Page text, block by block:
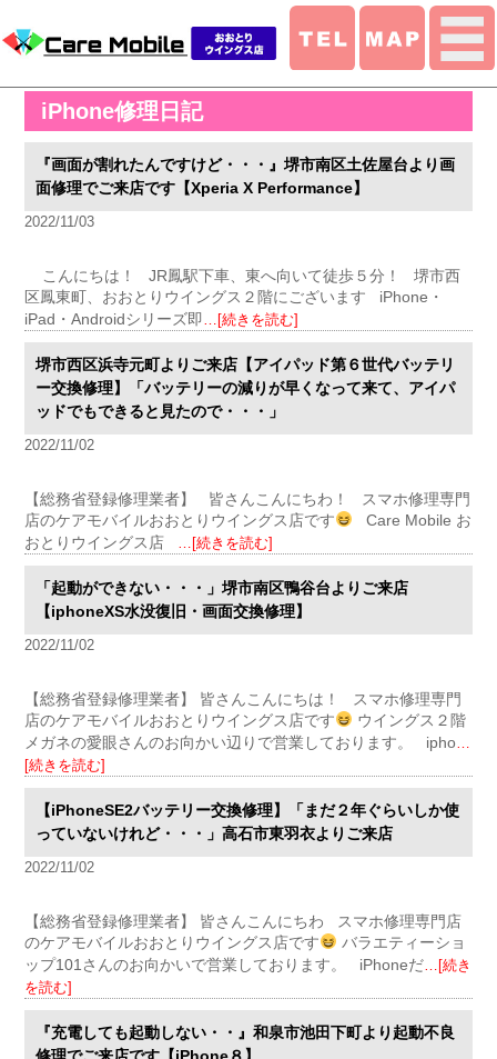
iPhone修理日記
『画面が割れたんですけど・・・』堺市南区土佐屋台より画
面修理でご来店です【Xperia X Performance】
2022/11/03
こんにちは！ JR鳳駅下車、東へ向いて徒歩５分！ 堺市西
区鳳東町、おおとりウイングス２階にございます iPhone・
iPad・Androidシリーズ即…[続きを読む]
堺市西区浜寺元町よりご来店【アイパッド第６世代バッテリ
ー交換修理】「バッテリーの減りが早くなって来て、アイパ
ッドでもできると見たので・・・」
2022/11/02
【総務省登録修理業者】 皆さんこんにちわ！ スマホ修理専門
店のケアモバイルおおとりウイングス店です
Care Mobile お
おとりウイングス店
…[続きを読む]
「起動ができない・・・」堺市南区鴨谷台よりご来店
【iphoneXS水没復旧・画面交換修理】
2022/11/02
【総務省登録修理業者】 皆さんこんにちは！ スマホ修理専門
店のケアモバイルおおとりウイングス店です
ウイングス２階
メガネの愛眼さんのお向かい辺りで営業しております。 ipho…
[続きを読む]
【iPhoneSE2バッテリー交換修理】「まだ２年ぐらいしか使
っていないけれど・・・」高石市東羽衣よりご来店
2022/11/02
【総務省登録修理業者】 皆さんこんにちわ スマホ修理専門店
のケアモバイルおおとりウイングス店です
バラエティーショ
ップ101さんのお向かいで営業しております。 iPhoneだ…[続き
を読む]
『充電しても起動しない・・』和泉市池田下町より起動不良